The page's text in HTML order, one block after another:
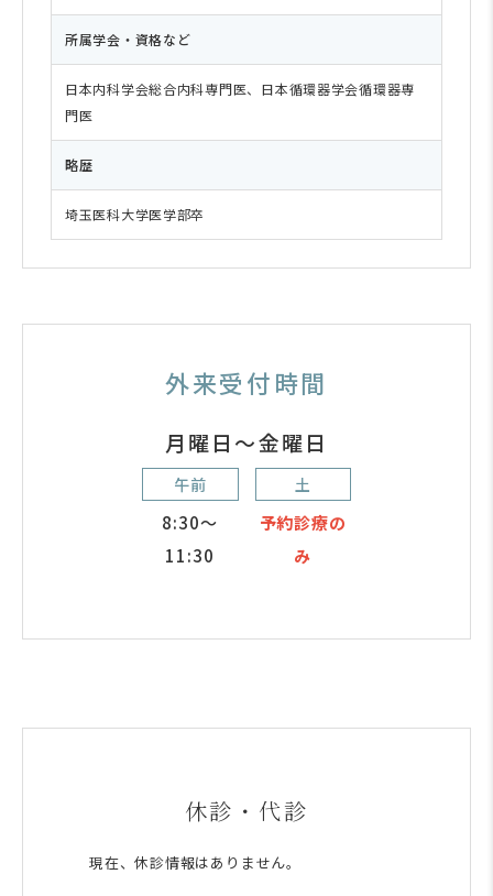
所属学会・資格など
日本内科学会総合内科専門医、日本循環器学会循環器専
門医
略歴
埼玉医科大学医学部卒
外来受付時間
月曜日～金曜日
午前
8:30～
11:30
土
予約診療の
み
休診・代診
現在、休診情報はありません。